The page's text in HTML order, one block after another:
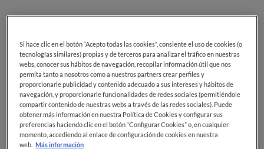
“branquinho”, es una bebida alcohólica que se obtiene
de la destilación del jugo de la caña de azúcar
fermentado. Es uno de los licores más solicitados y
vendidos en todo el mundo. Se trata de un tipo de ron
cuya graduación alcohólica es muy alta, y que suele ir
entre el 38% y el 48% de alcohol. En Brasil, es
considerada la bebida alcohólica destilada más
importante. Se la utiliza para la preparación de
Si hace clic en el botón “Acepto todas las cookies”, consiente el uso de cookies (o
tecnologías similares) propias y de terceros para analizar el tráfico en nuestras
webs, conocer sus hábitos de navegación, recopilar información útil que nos
permita tanto a nosotros como a nuestros partners crear perfiles y
proporcionarle publicidad y contenido adecuado a sus intereses y hábitos de
navegación, y proporcionarle funcionalidades de redes sociales (permitiéndole
compartir contenido de nuestras webs a través de las redes sociales). Puede
obtener más información en nuestra Política de Cookies y configurar sus
preferencias haciendo clic en el botón “Configurar Cookies” o, en cualquier
momento, accediendo al enlace de configuración de cookies en nuestra
web. Más información